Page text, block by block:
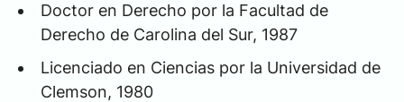
Doctor en Derecho por la Facultad de
Derecho de Carolina del Sur, 1987
Licenciado en Ciencias por la Universidad de
Clemson, 1980